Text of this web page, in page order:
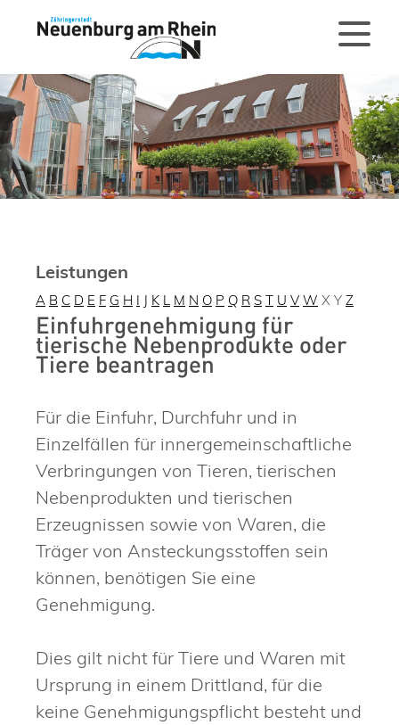
Leistungen
A B C D E F G H I J K L M N O P Q R S T U V W X Y Z
Einfuhrgenehmigung für
tierische Nebenprodukte oder
Tiere beantragen
Für die Einfuhr, Durchfuhr und in
Einzelfällen für innergemeinschaftliche
Verbringungen von Tieren, tierischen
Nebenprodukten und tierischen
Erzeugnissen sowie von Waren, die
Träger von Ansteckungsstoffen sein
können, benötigen Sie eine
Genehmigung.
Dies gilt nicht für Tiere und Waren mit
Ursprung in einem Drittland, für die
keine Genehmigungspflicht besteht und